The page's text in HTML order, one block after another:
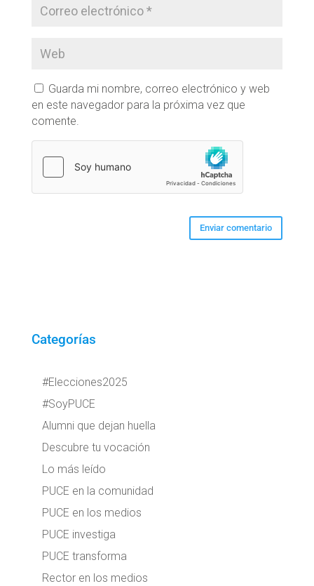
Guarda mi nombre, correo electrónico y web
en este navegador para la próxima vez que
comente.
Categorías
#Elecciones2025
#SoyPUCE
Alumni que dejan huella
Descubre tu vocación
Lo más leído
PUCE en la comunidad
PUCE en los medios
PUCE investiga
PUCE transforma
Rector en los medios